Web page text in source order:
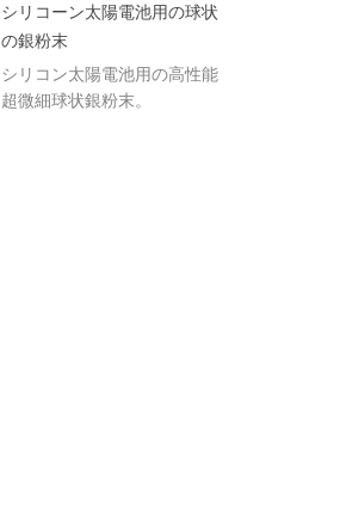
シリコーン太陽電池用の球状
の銀粉末
シリコン太陽電池用の高性能
超微細球状銀粉末。